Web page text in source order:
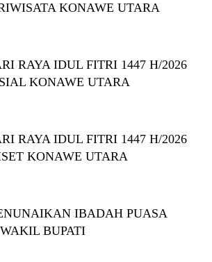
KONAWE UTARA
RAYA IDUL FITRI 1447 H/2026
KONAWE UTARA
RAYA IDUL FITRI 1447 H/2026
KONAWE UTARA
IBADAH PUASA
BUPATI